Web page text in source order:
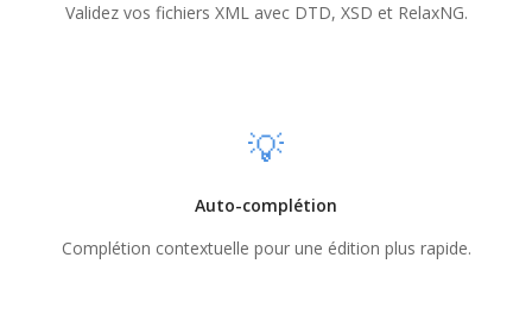
Validez vos fichiers XML avec DTD, XSD et RelaxNG.
💡
Auto-complétion
Complétion contextuelle pour une édition plus rapide.